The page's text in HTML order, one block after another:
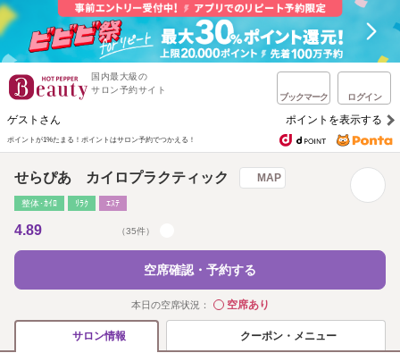
国内最大級の
サロン予約サイト
ブックマーク ログイン
ゲストさん ポイントを表示する
ポイントが1%たまる！ ポイントはサロン予約でつかえる！
せらぴあ カイロプラクティック MAP
整体･ｶｲﾛ ﾘﾗｸ ｴｽﾃ
4.89 （35件）
空席確認・予約する
本日の空席状況： ◯空席あり
サロン情報 クーポン・メニュー